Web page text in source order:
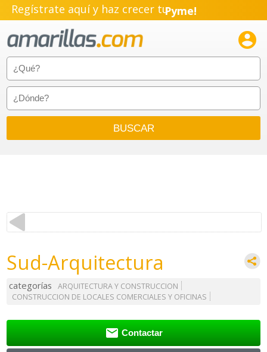
Regístrate aquí y haz crecer tuPyme!
Emprendimiento!

Sud-Arquitectura
categorías
ARQUITECTURA Y CONSTRUCCION
CONSTRUCCION DE LOCALES COMERCIALES Y OFICINAS
 Contactar